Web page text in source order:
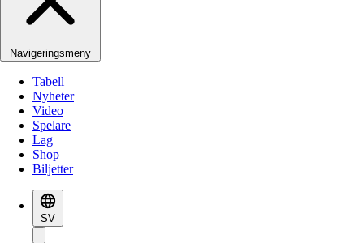
Navigeringsmeny
Tabell
Nyheter
Video
Spelare
Lag
Shop
Biljetter
SV